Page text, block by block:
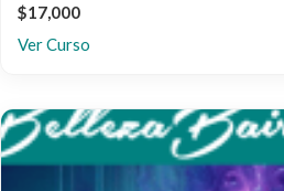
$17,000
Ver Curso